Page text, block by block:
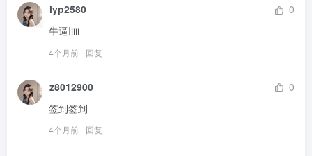
lyp2580
0
牛逼Iiiii
4个月前 回复
z8012900
0
签到签到
4个月前 回复